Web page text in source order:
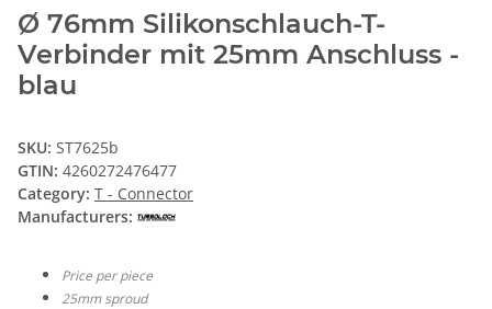
Ø 76mm Silikonschlauch-T-
Verbinder mit 25mm Anschluss -
blau
SKU: ST7625b
GTIN: 4260272476477
Category: T - Connector
Manufacturers:
Price per piece
25mm sproud